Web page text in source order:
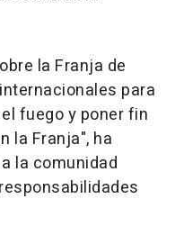
la Franja de
para
fuego y poner fin
la Franja", ha
la comunidad